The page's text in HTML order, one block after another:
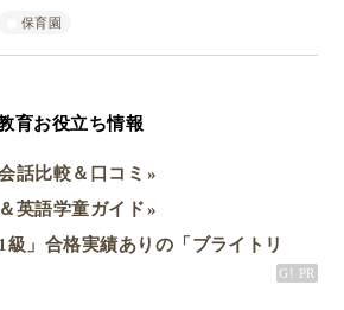
保育園
育お役立ち情報
話比較＆口コミ
英語学童ガイド
」合格実績ありの「ブライトリ